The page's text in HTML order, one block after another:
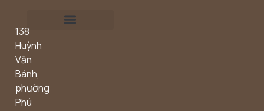
138
Huỳnh
Văn
Bánh,
phường
Phú